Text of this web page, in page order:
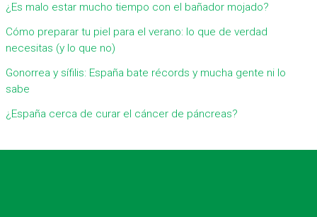
o
r
:
¿Es malo estar mucho tiempo con el bañador mojado?
Cómo preparar tu piel para el verano: lo que de verdad
necesitas (y lo que no)
Gonorrea y sífilis: España bate récords y mucha gente ni lo
sabe
¿España cerca de curar el cáncer de páncreas?